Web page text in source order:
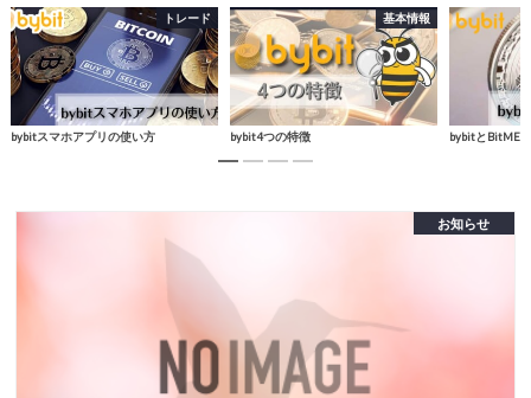
基本情報
bybit4つの特徴
取引所
bybitとBitMEXの比較 bybit無料で貰
お知らせ